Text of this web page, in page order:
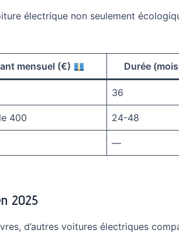
électrique non seulement
mensuel (€) Durée
36
400 24-48
—
2025
d’autres voitures électriques